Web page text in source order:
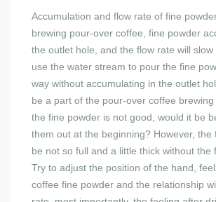
Accumulation and flow rate of fine
brewing pour-over coffee, fine powder
the outlet hole, and the flow rate will slow
use the water stream to pour the fine
way without accumulating in the outlet
be a part of the pour-over coffee
the fine powder is not good, would it be
them out at the beginning? However, the
be not so full and a little thick without the
Try to adjust the position of the hand,
coffee fine powder and the relationship